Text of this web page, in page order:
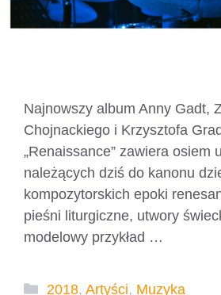
Najnowszy album Anny Gadt,
Chojnackiego i Krzysztofa
„Renaissance” zawiera osiem
należących dziś do kanonu
kompozytorskich epoki
pieśni liturgiczne, utwory
modelowy przykład …
Kategorie
2018, Artyści, Muzyka